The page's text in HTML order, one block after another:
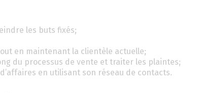
les buts fixés;
en maintenant la clientèle actuelle;
du processus de vente et traiter les plaintes;
en utilisant son réseau de contacts.